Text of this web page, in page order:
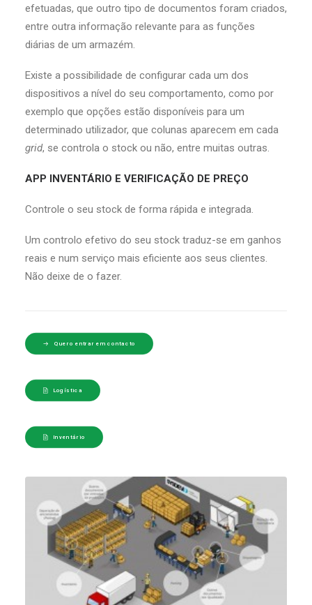
efetuadas, que outro tipo de documentos foram criados,
entre outra informação relevante para as funções
diárias de um armazém.
Existe a possibilidade de configurar cada um dos
dispositivos a nível do seu comportamento, como por
exemplo que opções estão disponíveis para um
determinado utilizador, que colunas aparecem em cada
grid, se controla o stock ou não, entre muitas outras.
APP INVENTÁRIO E VERIFICAÇÃO DE PREÇO
Controle o seu stock de forma rápida e integrada.
Um controlo efetivo do seu stock traduz-se em ganhos
reais e num serviço mais eficiente aos seus clientes.
Não deixe de o fazer.
Quero entrar em contacto
Logística
Inventário